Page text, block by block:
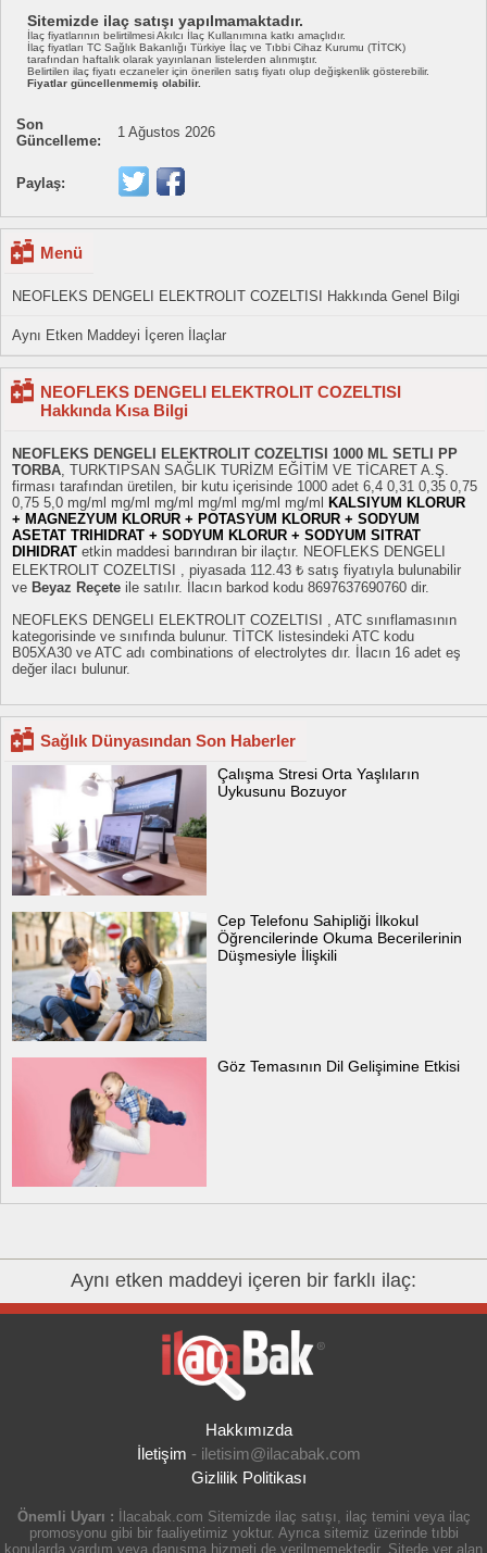
Sitemizde ilaç satışı yapılmamaktadır.
İlaç fiyatlarının belirtilmesi Akılcı İlaç Kullanımına katkı amaçlıdır.
İlaç fiyatları TC Sağlık Bakanlığı Türkiye İlaç ve Tıbbi Cihaz Kurumu (TİTCK)
tarafından haftalık olarak yayınlanan listelerden alınmıştır.
Belirtilen ilaç fiyatı eczaneler için önerilen satış fiyatı olup değişkenlik gösterebilir.
Fiyatlar güncellenmemiş olabilir.
Son
Güncelleme:
1 Ağustos 2026
Paylaş:
Menü
NEOFLEKS DENGELI ELEKTROLIT COZELTISI Hakkında Genel Bilgi
Aynı Etken Maddeyi İçeren İlaçlar
NEOFLEKS DENGELI ELEKTROLIT COZELTISI
Hakkında Kısa Bilgi
NEOFLEKS DENGELI ELEKTROLIT COZELTISI 1000 ML SETLI PP
TORBA, TURKTIPSAN SAĞLIK TURİZM EĞİTİM VE TİCARET A.Ş.
firması tarafından üretilen, bir kutu içerisinde 1000 adet 6,4 0,31 0,35 0,75
0,75 5,0 mg/ml mg/ml mg/ml mg/ml mg/ml mg/ml
KALSIYUM KLORUR
+ MAGNEZYUM KLORUR + POTASYUM KLORUR + SODYUM
ASETAT TRIHIDRAT + SODYUM KLORUR + SODYUM SITRAT
DIHIDRAT etkin maddesi barındıran bir ilaçtır. NEOFLEKS DENGELI
ELEKTROLIT COZELTISI , piyasada 112.43 ₺ satış fiyatıyla bulunabilir
ve Beyaz Reçete ile satılır. İlacın barkod kodu 8697637690760 dir.
NEOFLEKS DENGELI ELEKTROLIT COZELTISI , ATC sınıflamasının
kategorisinde ve sınıfında bulunur. TİTCK listesindeki ATC kodu
B05XA30 ve ATC adı combinations of electrolytes dır. İlacın 16 adet eş
değer ilacı bulunur.
Sağlık Dünyasından Son Haberler
Çalışma Stresi Orta Yaşlıların
Uykusunu Bozuyor
Cep Telefonu Sahipliği İlkokul
Öğrencilerinde Okuma Becerilerinin
Düşmesiyle İlişkili
Göz Temasının Dil Gelişimine Etkisi
Aynı etken maddeyi içeren bir farklı ilaç:
Hakkımızda
İletişim - iletisim@ilacabak.com
Gizlilik Politikası
Önemli Uyarı : İlacabak.com Sitemizde ilaç satışı, ilaç temini veya ilaç
promosyonu gibi bir faaliyetimiz yoktur. Ayrıca sitemiz üzerinde tıbbi
konularda yardım veya danışma hizmeti de verilmemektedir. Sitede yer alan